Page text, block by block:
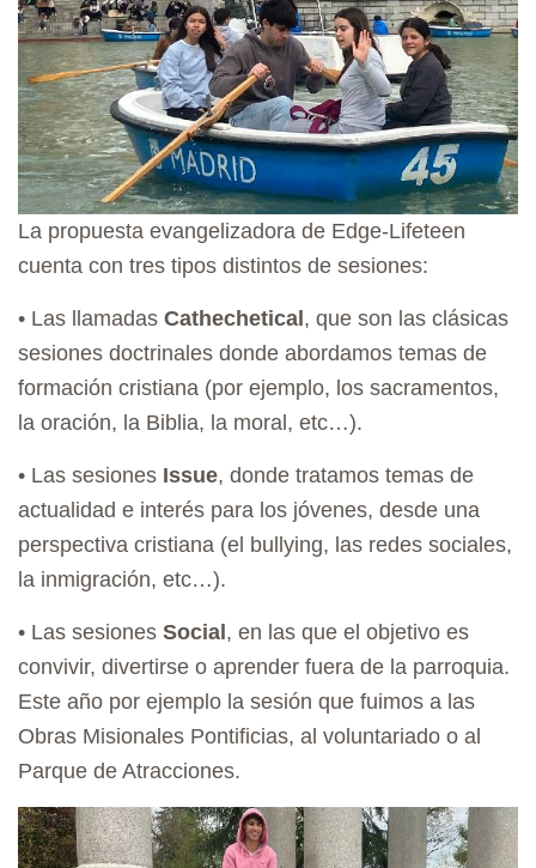
N
La propuesta evangelizadora de Edge-Lifeteen
cuenta con tres tipos distintos de sesiones:
•⁠ ⁠Las llamadas Cathechetical , que son las clásicas
sesiones doctrinales donde abordamos temas de
formación cristiana (por ejemplo, los sacramentos,
la oración, la Biblia, la moral, etc…).
•⁠ ⁠Las sesiones Issue, donde tratamos temas de
actualidad e interés para los jóvenes, desde una
perspectiva cristiana (el bullying, las redes sociales,
la inmigración, etc…).
•⁠ ⁠Las sesiones Social , en las que el objetivo es
convivir, divertirse o aprender fuera de la parroquia.
Este año por ejemplo la sesión que fuimos a las
Obras Misionales Pontificias, al voluntariado o al
Parque de Atracciones.